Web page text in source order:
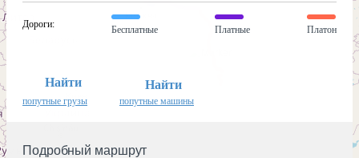
Дороги:
Бесплатные Платные Платон
Найти
попутные грузы
Найти
попутные машины
Подробный маршрут